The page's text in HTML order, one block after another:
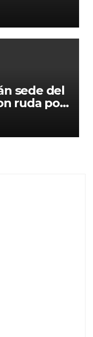
sede del
ruda por